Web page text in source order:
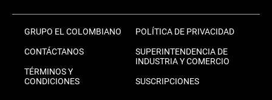
GRUPO EL COLOMBIANO
CONTÁCTANOS
TÉRMINOS Y
CONDICIONES
POLÍTICA DE PRIVACIDAD
SUPERINTENDENCIA DE
INDUSTRIA Y COMERCIO
SUSCRIPCIONES